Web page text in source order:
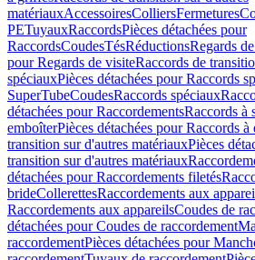
matériauxAccessoiresColliersFermetures
PETuyauxRaccordsPièces détachées pour
RaccordsCoudesTésRéductionsRegards
pour Regards de visiteRaccords de
spéciauxPièces détachées pour Raccords
SuperTubeCoudesRaccords spéciaux
détachées pour RaccordementsRaccords à
emboîterPièces détachées pour Raccords à
transition sur d'autres matériauxPièces
transition sur d'autres matériaux
détachées pour Raccordements filetés
brideCollerettesRaccordements aux
Raccordements aux appareilsCoudes de
détachées pour Coudes de raccordement
raccordementPièces détachées pour